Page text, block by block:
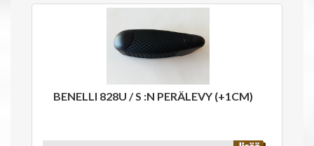
BENELLI 828U / S :N PERÄLEVY (+1CM)